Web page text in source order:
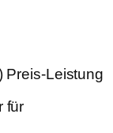
Preis-Leistung
für